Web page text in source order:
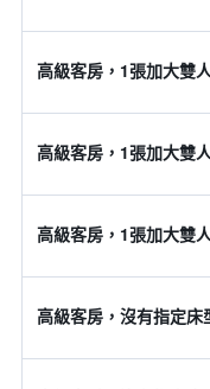
高級客房，1張加大雙
高級客房，1張加大雙
高級客房，1張加大雙
高級客房，沒有指定床